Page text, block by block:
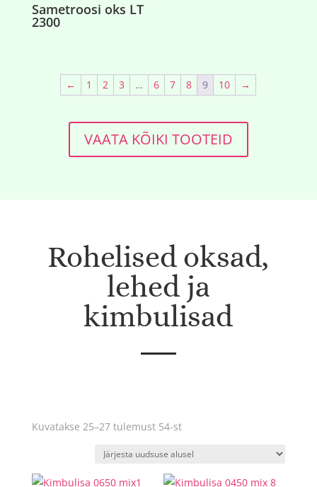
Sametroosi oks LT
2300
← 1 2 3 … 6 7 8 9 10 →
VAATA KÕIKI TOOTEID
Rohelised oksad,
lehed ja
kimbulisad
Kuvatakse 25–27 tulemust 54-stSorditud
järgi